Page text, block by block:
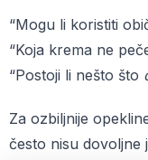
“Mogu li koristiti
“Koja krema ne
“Postoji li nešto što
Za ozbiljnije
često nisu dovoljne